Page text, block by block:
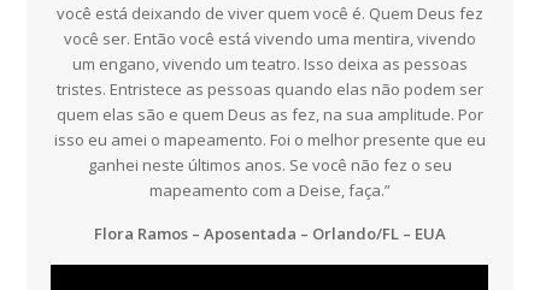
você está deixando de viver quem você é. Quem Deus fez
você ser. Então você está vivendo uma mentira, vivendo
um engano, vivendo um teatro. Isso deixa as pessoas
tristes. Entristece as pessoas quando elas não podem ser
quem elas são e quem Deus as fez, na sua amplitude. Por
isso eu amei o mapeamento. Foi o melhor presente que eu
ganhei neste últimos anos. Se você não fez o seu
mapeamento com a Deise, faça.”
Flora Ramos – Aposentada – Orlando/FL – EUA